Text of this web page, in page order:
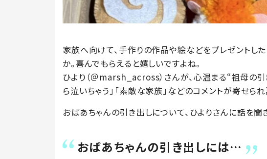
家族へ向けて、手作りの作品や絵などをプレゼントし
か。喜んでもらえると嬉しいですよね。
ひより（＠marsh_across）さんが、心温まる“祖母の
ら泣いちゃう」「素敵な家族」などのコメントが寄せら
おばあちゃんの引き出しについて、ひよりさんに話を聞
おばあちゃんの引き出しには…